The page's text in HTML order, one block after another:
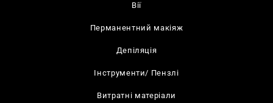
Вії
Перманентний макіяж
Депіляція
Інструменти/ Пензлі
Витратні матеріали